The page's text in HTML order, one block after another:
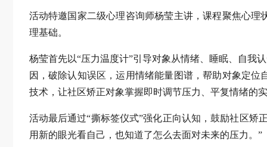
活动特邀国家二级心理咨询师杨莹主讲，课程聚焦心
理基础。
杨莹首先以“压力温度计”引导对象从情绪、睡眠、自我
因，破除认知误区，运用情绪能量图谱，帮助对象定
技术，让社区矫正对象掌握即时调节压力、平复情绪的
活动最后通过“撕标签仪式”强化正向认知，鼓励社区
用新的眼光看自己，也知道了怎么去面对未来的压力。”